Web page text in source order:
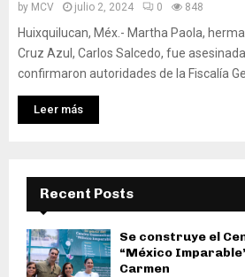
by MCV julio 2, 2024 0 848
Huixquilucan, Méx.- Martha Paola,
Cruz Azul, Carlos Salcedo, fue
confirmaron autoridades de la Fiscalía
Leer más
Recent Posts
Se construye el
“México
Carmen